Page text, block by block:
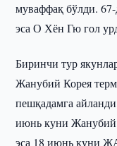
муваффақ бўлди.
эса О Хён Гю гол
Биринчи тур
Жанубий Корея
пешқадамга
июнь куни Жанубий
эса 18 июнь куни